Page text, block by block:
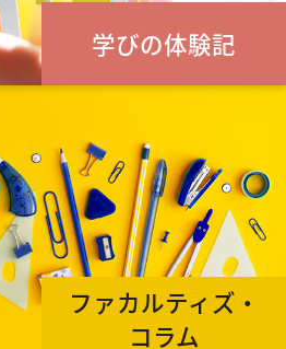
学びの体験記
ファカルティズ・
コラム